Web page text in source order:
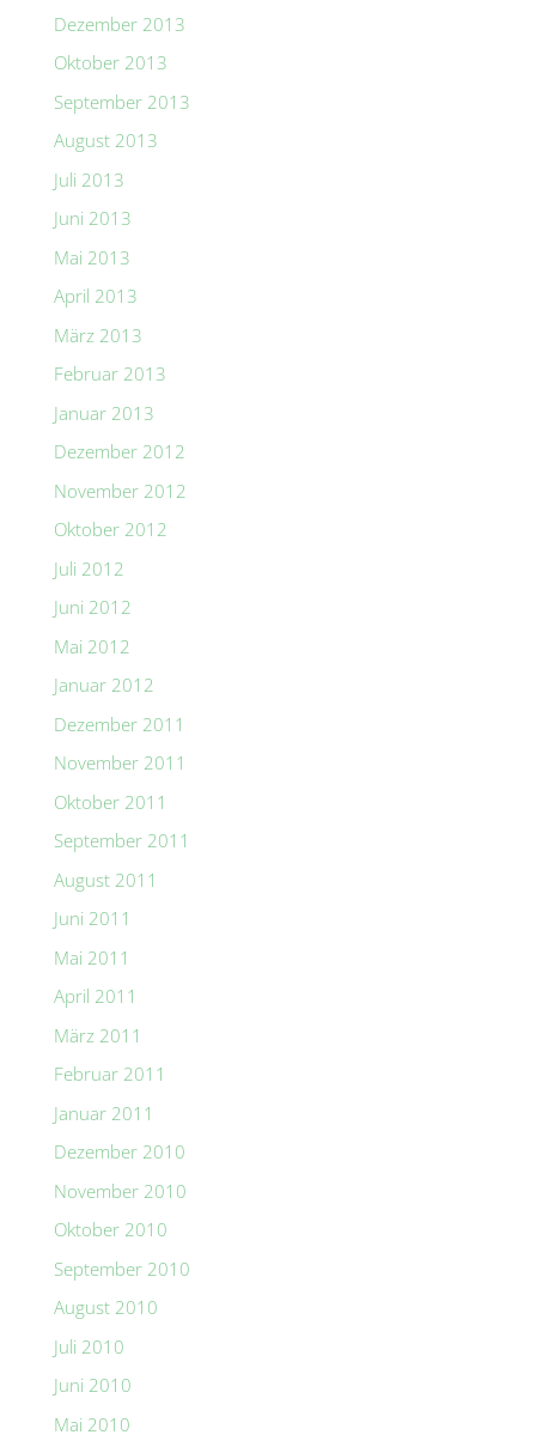
Dezember 2013
Oktober 2013
September 2013
August 2013
Juli 2013
Juni 2013
Mai 2013
April 2013
März 2013
Februar 2013
Januar 2013
Dezember 2012
November 2012
Oktober 2012
Juli 2012
Juni 2012
Mai 2012
Januar 2012
Dezember 2011
November 2011
Oktober 2011
September 2011
August 2011
Juni 2011
Mai 2011
April 2011
März 2011
Februar 2011
Januar 2011
Dezember 2010
November 2010
Oktober 2010
September 2010
August 2010
Juli 2010
Juni 2010
Mai 2010